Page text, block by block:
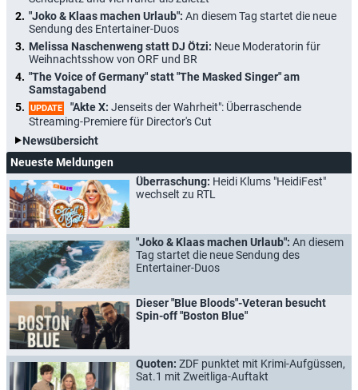
"Joko & Klaas machen Urlaub": An diesem Tag startet die neue
Sendung des Entertainer-Duos
Melissa Naschenweng statt DJ Ötzi: Neue Moderatorin für
Weihnachtsshow von ORF und BR
"The Voice of Germany" statt "The Masked Singer" am
Samstagabend
UPDATE "Akte X: Jenseits der Wahrheit": Überraschende
Streaming-Premiere für Director's Cut
Newsübersicht
Neueste Meldungen
Überraschung: Heidi Klums "HeidiFest"
wechselt zu RTL
"Joko & Klaas machen Urlaub": An diesem
Tag startet die neue Sendung des
Entertainer-Duos
Dieser "Blue Bloods"-Veteran besucht
Spin-off "Boston Blue"
Quoten: ZDF punktet mit Krimi-Aufgüssen,
Sat.1 mit Zweitliga-Auftakt